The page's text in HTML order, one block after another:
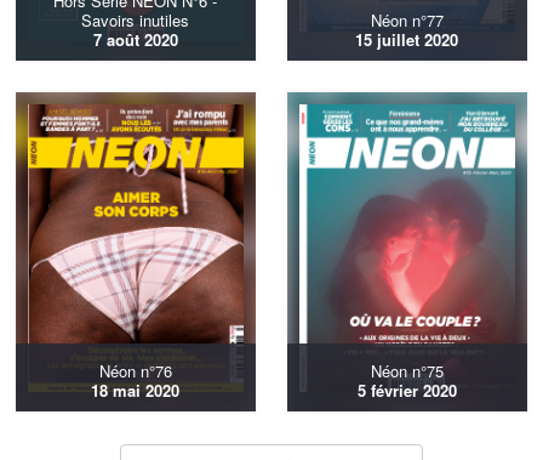
Savoirs inutiles
7 août 2020
Néon n°77
15 juillet 2020
Néon n°76
18 mai 2020
Néon n°75
5 février 2020